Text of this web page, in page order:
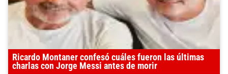
Ricardo Montaner confesó cuáles fueron las últimas
charlas con Jorge Messi antes de morir